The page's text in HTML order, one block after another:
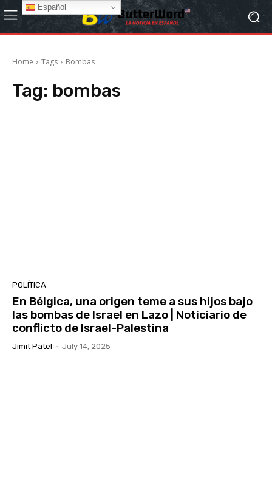
Home Tags Bombas
Tag: bombas
POLÍTICA
En Bélgica, una origen teme a sus hijos bajo
las bombas de Israel en Lazo | Noticiario de
conflicto de Israel-Palestina
Jimit Patel - July 14, 2025
Español